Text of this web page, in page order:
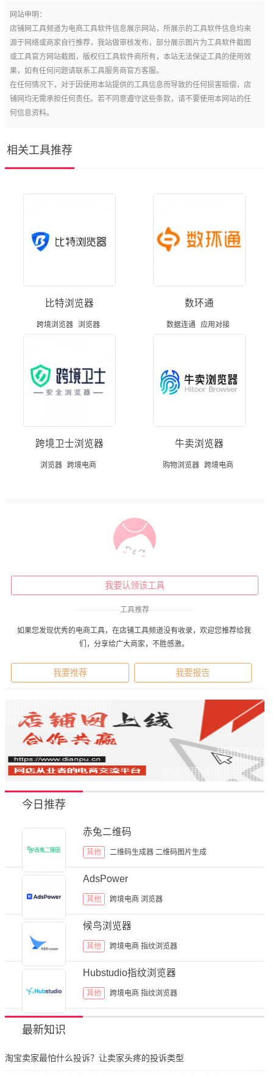
网站申明：
店铺网工具频道为电商工具软件信息展示网站，所展示的工具软件信息均来
源于网络或商家自行推荐，我站做审核发布，部分展示图片为工具软件截图
或工具官方网站截图，版权归工具软件商所有，本站无法保证工具的使用效
果，如有任何问题请联系工具服务商官方客服。
在任何情况下，对于因使用本站提供的工具信息而导致的任何损害赔偿，店
铺网均无需承担任何责任。若不同意遵守这些条款，请不要使用本网站的任
何信息资料。
相关工具推荐
比特浏览器
跨境浏览器 浏览器
数环通
数据连通 应用对接
跨境卫士浏览器
浏览器 跨境电商
牛卖浏览器
购物浏览器 跨境电商
我要认领该工具
工具推荐——————
如果您发现优秀的电商工具，在店铺工具频道没有收录，欢迎您推荐给我
们，分享给广大商家，不胜感激。
我要推荐 我要报告
今日推荐
赤兔二维码
其他 二维码生成器 二维码图片生成
AdsPower
其他 跨境电商 浏览器
候鸟浏览器
其他 跨境电商 指纹浏览器
Hubstudio指纹浏览器
其他 跨境电商 指纹浏览器
最新知识
淘宝卖家最怕什么投诉？让卖家头疼的投诉类型